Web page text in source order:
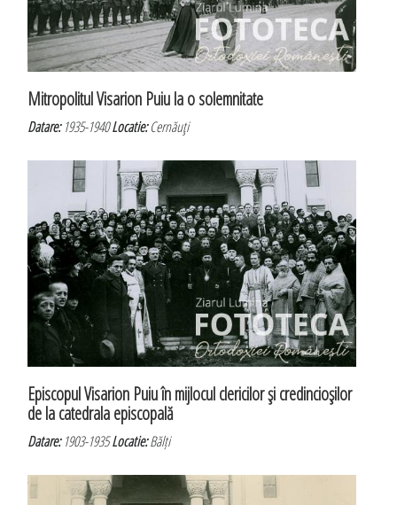
Mitropolitul Visarion Puiu la o solemnitate
Datare:1935-1940Locatie:Cernăuţi
Episcopul Visarion Puiu în mijlocul clericilor şi credincioşilor
de la catedrala episcopală
Datare:1903-1935Locatie:Bălți